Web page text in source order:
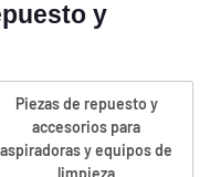
y
Piezas de repuesto y
accesorios para
aspiradoras y equipos de